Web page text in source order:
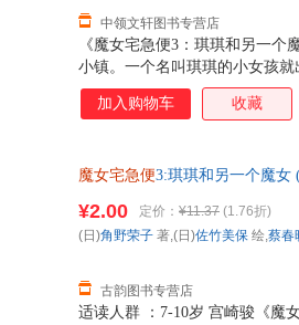
《魔女宅急便3：琪琪和另一
小镇。一个名叫琪琪的小女孩
魔女。也就是说，琪琪有一半
会使什么高超的魔法。妈妈柯
过，虽然吉吉常被叫做什么魔
中领文轩图书专营店
加入购物车 收藏
魔女宅急便3:琪琪和另一个魔女
适读人群 ：7-10岁 宫崎骏《魔
¥2.00 定价： ¥11.37 (1.76折)
古韵图书专营店
(日)角野荣子 著,(日)佐竹美保 绘,蔡春